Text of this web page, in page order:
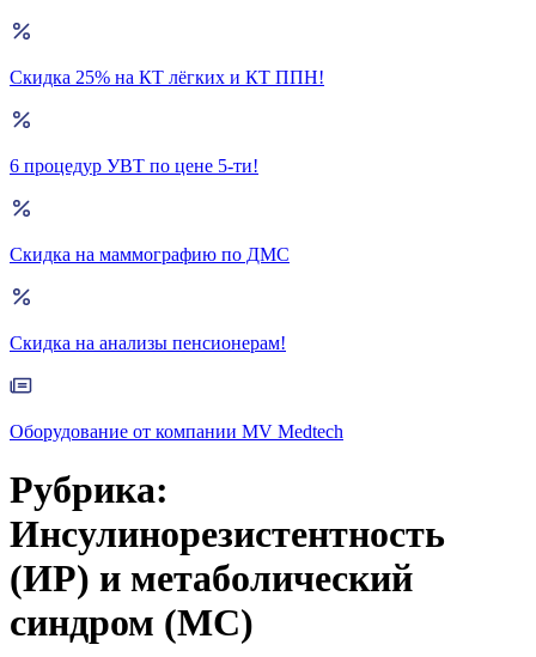
Скидка 25% на КТ лёгких и КТ ППН!
6 процедур УВТ по цене 5-ти!
Скидка на маммографию по ДМС
Скидка на анализы пенсионерам!
Оборудование от компании MV Medtech
Рубрика:
Инсулинорезистентность
(ИР) и метаболический
синдром (МС)